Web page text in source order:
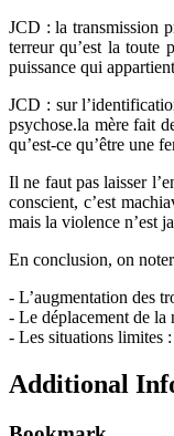
JCD : la transmission
terreur qu’est la toute
puissance qui
JCD : sur
psychose.la mère fait
qu’est-ce qu’être une
Il ne faut pas laisser
conscient, c’est
mais la violence n’est
En conclusion, on
- L’augmentation des
- Le déplacement de la
- Les situations limites
Additional